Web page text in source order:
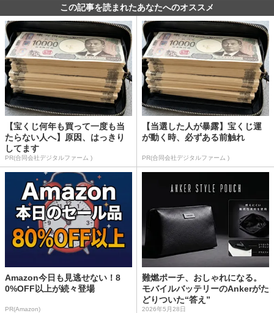
この記事を読まれたあなたへのオススメ
【宝くじ何年も買って一度も当
たらない人へ】原因、はっきり
してます
PR(合同会社デジタルファーム )
【当選した人が暴露】宝くじ運
が動く時、必ずある前触れ
PR(合同会社デジタルファーム )
Amazon今日も見逃せない！8
0%OFF以上が続々登場
PR(Amazon)
難燃ポーチ、おしゃれになる。
モバイルバッテリーのAnkerがた
どりついた“答え”
2026年5月28日